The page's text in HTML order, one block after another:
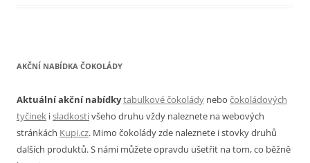
AKČNÍ NABÍDKA ČOKOLÁDY
Aktuální akční nabídkytabulkové čokolády nebo čokoládových
tyčinek isladkostivšeho druhu vždy naleznete na webových
stránkách Kupi.cz. Mimo čokolády zde naleznete i stovky druhů
dalších produktů. S námi můžete opravdu ušetřit na tom, co běžně